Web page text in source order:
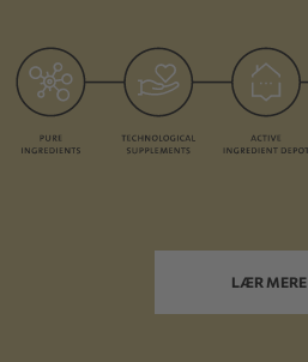
LÆR MERE